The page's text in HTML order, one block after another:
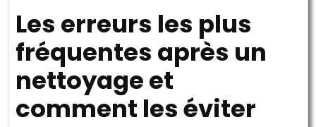
Les erreurs les plus
fréquentes après un
nettoyage et
comment les éviter